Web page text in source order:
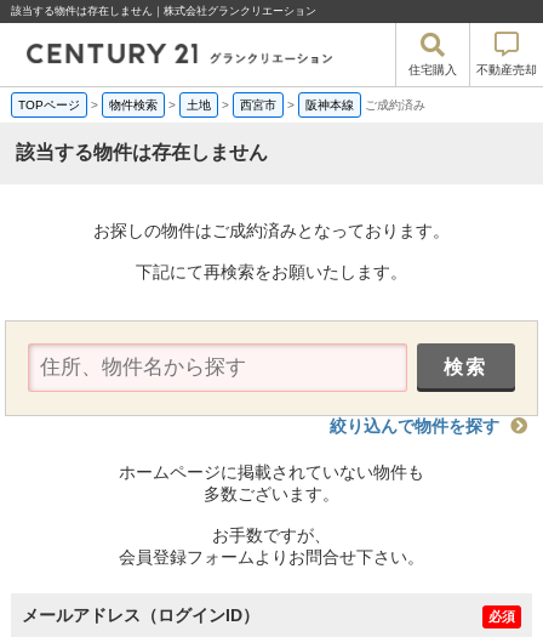
該当する物件は存在しません｜株式会社グランクリエーション
住宅購入 不動産売却
TOPページ > 物件検索 > 土地 > 西宮市 > 阪神本線 ご成約済み
該当する物件は存在しません
お探しの物件はご成約済みとなっております。
下記にて再検索をお願いたします。
絞り込んで物件を探す
ホームページに掲載されていない物件も
多数ございます。
お手数ですが、
会員登録フォームよりお問合せ下さい。
メールアドレス（ログインID） 必須